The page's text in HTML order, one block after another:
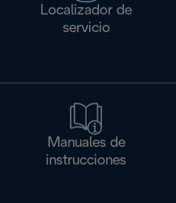
Localizador de
servicio
Manuales de
instrucciones